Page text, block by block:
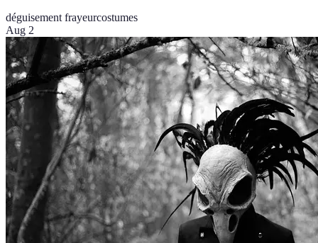
déguisement frayeurcostumes
Aug 2